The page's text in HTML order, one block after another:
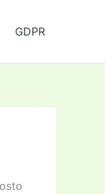
GDPR